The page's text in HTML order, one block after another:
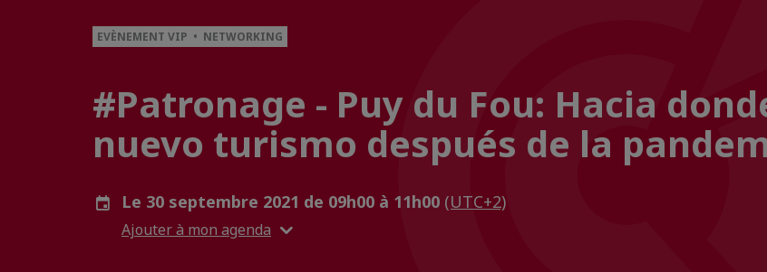
EVÈNEMENT VIP • NETWORKING
#Patronage - Puy du Fou: Hacia
nuevo turismo después de la
Le 30 septembre 2021 de 09h00 à 11h00 (UTC+2)
Ajouter à mon agenda